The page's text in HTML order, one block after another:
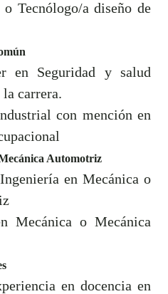
Tecnólogo/a diseño de
en Seguridad y salud
carrera.
con mención en
Automotriz
en Mecánica o
Mecánica o Mecánica
en docencia en